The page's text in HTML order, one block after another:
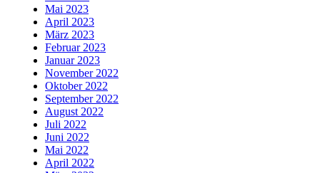
Mai 2023
April 2023
März 2023
Februar 2023
Januar 2023
November 2022
Oktober 2022
September 2022
August 2022
Juli 2022
Juni 2022
Mai 2022
April 2022